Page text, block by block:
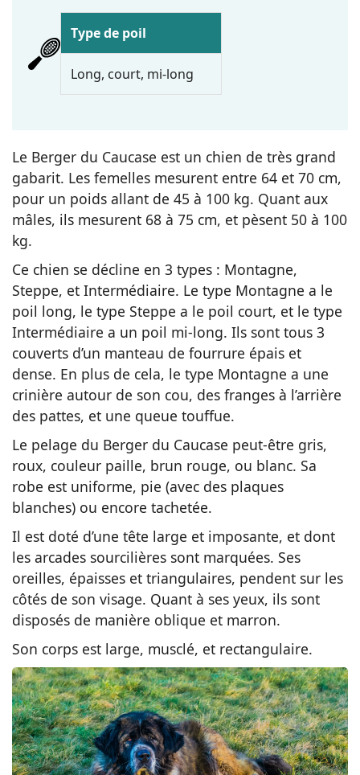
Type de poil
Long, court, mi-long
Le Berger du Caucase est un chien de très grand
gabarit. Les femelles mesurent entre 64 et 70 cm,
pour un poids allant de 45 à 100 kg. Quant aux
mâles, ils mesurent 68 à 75 cm, et pèsent 50 à 100
kg.
Ce chien se décline en 3 types : Montagne,
Steppe, et Intermédiaire. Le type Montagne a le
poil long, le type Steppe a le poil court, et le type
Intermédiaire a un poil mi-long. Ils sont tous 3
couverts d’un manteau de fourrure épais et
dense. En plus de cela, le type Montagne a une
crinière autour de son cou, des franges à l’arrière
des pattes, et une queue touffue.
Le pelage du Berger du Caucase peut-être gris,
roux, couleur paille, brun rouge, ou blanc. Sa
robe est uniforme, pie (avec des plaques
blanches) ou encore tachetée.
Il est doté d’une tête large et imposante, et dont
les arcades sourcilières sont marquées. Ses
oreilles, épaisses et triangulaires, pendent sur les
côtés de son visage. Quant à ses yeux, ils sont
disposés de manière oblique et marron.
Son corps est large, musclé, et rectangulaire.